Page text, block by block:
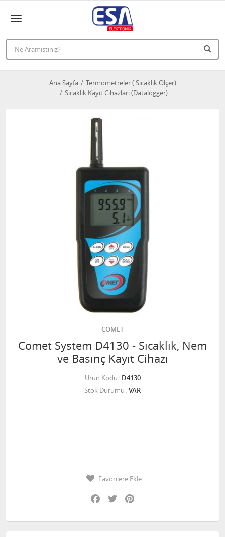
Ana Sayfa
Termometreler ( Sıcaklık Ölçer)
Sıcaklık Kayıt Cihazları (Datalogger)
COMET
Comet System D4130 - Sıcaklık, Nem
ve Basınç Kayıt Cihazı
Ürün Kodu D4130
Stok Durumu VAR
Favorilere Ekle
Facebook
Twitter